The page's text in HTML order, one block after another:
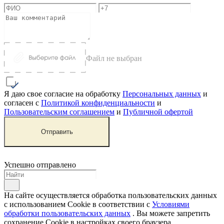
11х11
12х12
13х13
15х15
С 1 спальней
С 2 спальнями
С 3 спальнями
С 5 спальнями
С 6 спальнями
С 7 спальнями
Дома для ипотеки
Угловые
Узкие
В стиле Райт
В стиле Хай Тек
В стиле Шале
С многоскатной крышей
Входные лестницы
Внутренние лестницы
Окна
Укладка мрамора и гранита
Строительство гаражей
Строительство бань
Строительство коммерческих зданий
Я даю свое согласие на обработку Персональных данных и
согласен с Политикой конфиденциальности и
Пользовательским соглашением и Публичной офертой
Отправить
Успешно отправлено
На сайте осуществляется обработка пользовательских данных
с использованием Cookie в соответствии с Условиями
обработки пользовательских данных . Вы можете запретить
сохранение Cookie в настройках своего браузера.